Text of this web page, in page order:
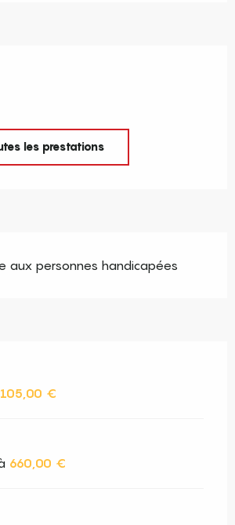
les prestations
aux personnes handicapées
105,00 €
660,00 €